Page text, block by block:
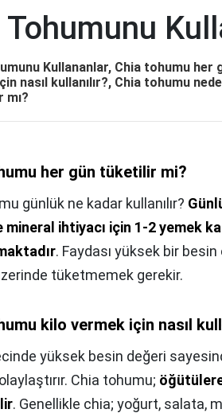
Tohumunu
Kullananlar, Chia tohumu
nasıl kullanılır?, Chia tohumu
her gün tüketilir mi?
günlük ne kadar kullanılır?
mineral ihtiyacı için 1-2 yemek
. Faydası yüksek bir
tüketmemek gerekir.
kilo vermek için nasıl
yüksek besin değeri
Chia tohumu;
. Genellikle chia; yoğurt, salata,